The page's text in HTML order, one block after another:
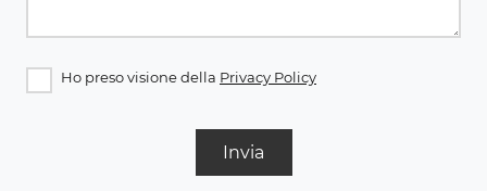
Ho preso visione della Privacy Policy
Invia